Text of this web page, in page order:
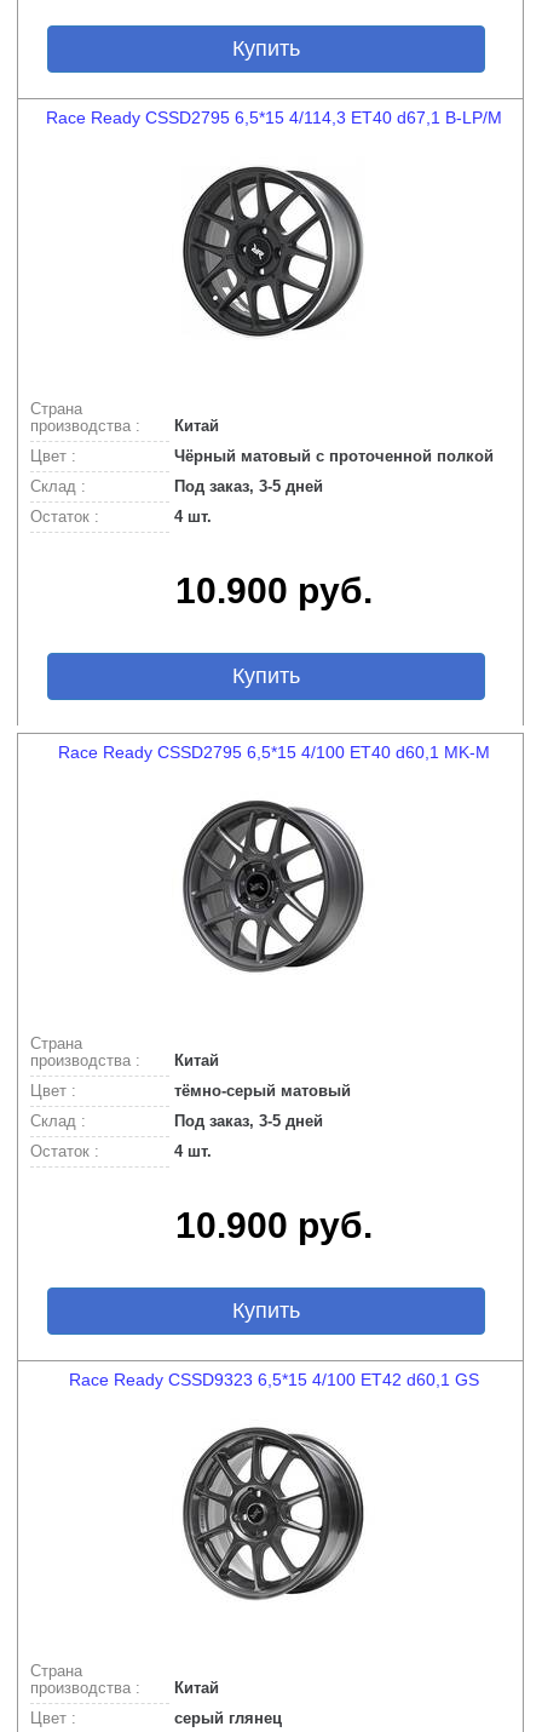
Купить
Race Ready CSSD2795 6,5*15 4/114,3 ET40 d67,1 B-LP/M
Страна
производства :
Китай
Цвет :
Чёрный матовый с проточенной полкой
Склад :
Под заказ, 3-5 дней
Остаток :
4 шт.
10.900 руб.
Купить
Race Ready CSSD2795 6,5*15 4/100 ET40 d60,1 MK-M
Страна
производства :
Китай
Цвет :
тёмно-серый матовый
Склад :
Под заказ, 3-5 дней
Остаток :
4 шт.
10.900 руб.
Купить
Race Ready CSSD9323 6,5*15 4/100 ET42 d60,1 GS
Страна
производства :
Китай
Цвет :
серый глянец